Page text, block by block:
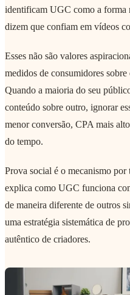
identificam UGC como a forma
dizem que confiam em vídeos
Esses não são valores
medidos de consumidores
Quando a maioria do seu
conteúdo sobre outro, ignorar
menor conversão, CPA mais
do tempo.
Prova social é o mecanismo por
explica como UGC funciona
de maneira diferente de outros
uma estratégia sistemática de
autêntico de criadores.